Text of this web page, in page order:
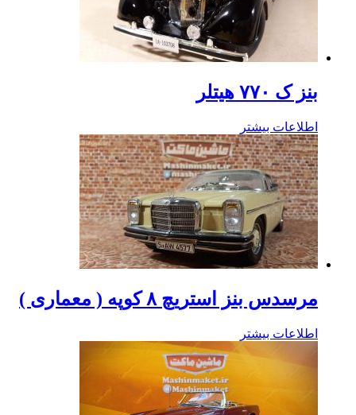
بنز ک ۷۷۰ هیتلر
اطلاعات بیشتر
مرسدس بنز استریچ ۸ کوپه ( معماری )
اطلاعات بیشتر